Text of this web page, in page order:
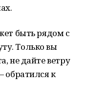
быть рядом с
Только вы
не дайте ветру
обратился к